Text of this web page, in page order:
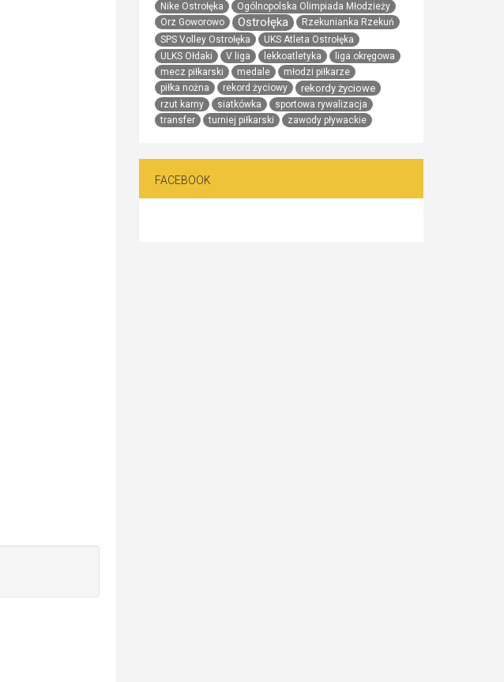
Nike Ostrołęka
Ogólnopolska Olimpiada Młodzieży
Orz Goworowo
Ostrołęka
Rzekunianka Rzekuń
SPS Volley Ostrołęka
UKS Atleta Ostrołęka
ULKS Ołdaki
V liga lekkoatletyka
liga okręgowa
mecz piłkarski
medale
młodzi piłkarze
piłka nożna
rekord życiowy rekordy życiowe
rzut karny siatkówka
sportowa rywalizacja
transfer
turniej piłkarski zawody pływackie
FACEBOOK